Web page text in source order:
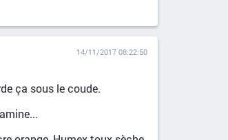
14/11/2017 08:22:50
ça sous le coude.